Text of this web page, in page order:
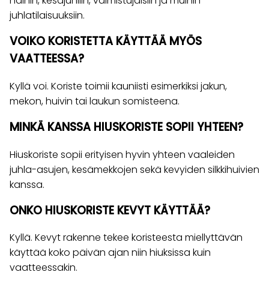
juhlatilaisuuksiin.
VOIKO KORISTETTA KÄYTTÄÄ MYÖS
VAATTEESSA?
Kyllä voi. Koriste toimii kauniisti esimerkiksi jakun,
mekon, huivin tai laukun somisteena.
MINKÄ KANSSA HIUSKORISTE SOPII YHTEEN?
Hiuskoriste sopii erityisen hyvin yhteen vaaleiden
juhla-asujen, kesämekkojen sekä kevyiden silkkihuivien
kanssa.
ONKO HIUSKORISTE KEVYT KÄYTTÄÄ?
Kyllä. Kevyt rakenne tekee koristeesta miellyttävän
käyttää koko päivän ajan niin hiuksissa kuin
vaatteessakin.